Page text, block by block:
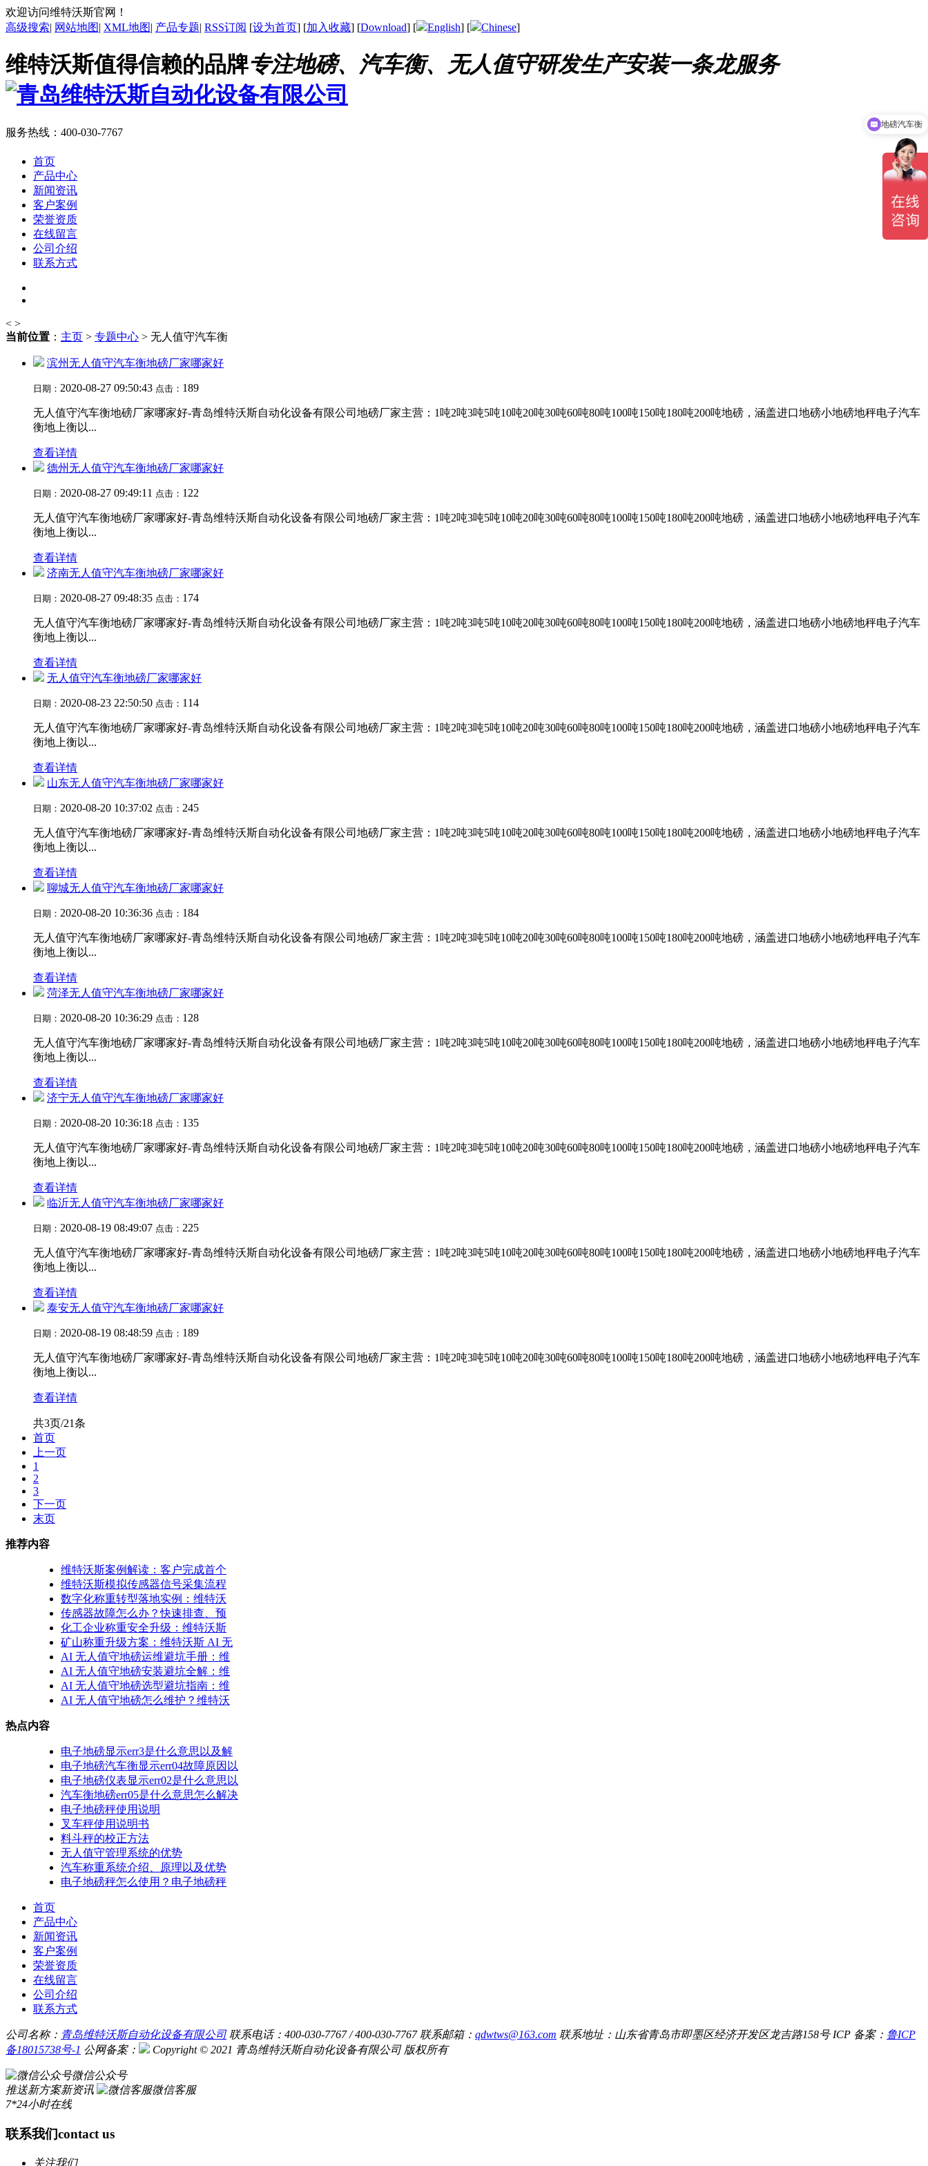
欢迎访问维特沃斯官网！
高级搜索| 网站地图| XML地图| 产品专题| RSS订阅 [设为首页] [加入收藏] [Download] [ English] [ Chinese]
维特沃斯值得信赖的品牌专注地磅、汽车衡、无人值守研发生产安装一条龙服务
服务热线： 400-030-7767
首页
产品中心
新闻资讯
客户案例
荣誉资质
在线留言
公司介绍
联系方式
< >
当前位置 ： 主页 > 专题中心 > 无人值守汽车衡
滨州无人值守汽车衡地磅厂家哪家好
日期： 2020-08-27 09:50:43 点击： 189
无人值守汽车衡地磅厂家哪家好-青岛维特沃斯自动化设备有限公司地磅厂家主营：1吨2吨3吨5吨10吨20吨30吨60吨80吨100吨150吨180吨200吨地磅，涵盖进口地磅小地磅地秤电子汽车
衡地上衡以...
查看详情
德州无人值守汽车衡地磅厂家哪家好
日期： 2020-08-27 09:49:11 点击： 122
无人值守汽车衡地磅厂家哪家好-青岛维特沃斯自动化设备有限公司地磅厂家主营：1吨2吨3吨5吨10吨20吨30吨60吨80吨100吨150吨180吨200吨地磅，涵盖进口地磅小地磅地秤电子汽车
衡地上衡以...
查看详情
济南无人值守汽车衡地磅厂家哪家好
日期： 2020-08-27 09:48:35 点击： 174
无人值守汽车衡地磅厂家哪家好-青岛维特沃斯自动化设备有限公司地磅厂家主营：1吨2吨3吨5吨10吨20吨30吨60吨80吨100吨150吨180吨200吨地磅，涵盖进口地磅小地磅地秤电子汽车
衡地上衡以...
查看详情
无人值守汽车衡地磅厂家哪家好
日期： 2020-08-23 22:50:50 点击： 114
无人值守汽车衡地磅厂家哪家好-青岛维特沃斯自动化设备有限公司地磅厂家主营：1吨2吨3吨5吨10吨20吨30吨60吨80吨100吨150吨180吨200吨地磅，涵盖进口地磅小地磅地秤电子汽车
衡地上衡以...
查看详情
山东无人值守汽车衡地磅厂家哪家好
日期： 2020-08-20 10:37:02 点击： 245
无人值守汽车衡地磅厂家哪家好-青岛维特沃斯自动化设备有限公司地磅厂家主营：1吨2吨3吨5吨10吨20吨30吨60吨80吨100吨150吨180吨200吨地磅，涵盖进口地磅小地磅地秤电子汽车
衡地上衡以...
查看详情
聊城无人值守汽车衡地磅厂家哪家好
日期： 2020-08-20 10:36:36 点击： 184
无人值守汽车衡地磅厂家哪家好-青岛维特沃斯自动化设备有限公司地磅厂家主营：1吨2吨3吨5吨10吨20吨30吨60吨80吨100吨150吨180吨200吨地磅，涵盖进口地磅小地磅地秤电子汽车
衡地上衡以...
查看详情
菏泽无人值守汽车衡地磅厂家哪家好
日期： 2020-08-20 10:36:29 点击： 128
无人值守汽车衡地磅厂家哪家好-青岛维特沃斯自动化设备有限公司地磅厂家主营：1吨2吨3吨5吨10吨20吨30吨60吨80吨100吨150吨180吨200吨地磅，涵盖进口地磅小地磅地秤电子汽车
衡地上衡以...
查看详情
济宁无人值守汽车衡地磅厂家哪家好
日期： 2020-08-20 10:36:18 点击： 135
无人值守汽车衡地磅厂家哪家好-青岛维特沃斯自动化设备有限公司地磅厂家主营：1吨2吨3吨5吨10吨20吨30吨60吨80吨100吨150吨180吨200吨地磅，涵盖进口地磅小地磅地秤电子汽车
衡地上衡以...
查看详情
临沂无人值守汽车衡地磅厂家哪家好
日期： 2020-08-19 08:49:07 点击： 225
无人值守汽车衡地磅厂家哪家好-青岛维特沃斯自动化设备有限公司地磅厂家主营：1吨2吨3吨5吨10吨20吨30吨60吨80吨100吨150吨180吨200吨地磅，涵盖进口地磅小地磅地秤电子汽车
衡地上衡以...
查看详情
泰安无人值守汽车衡地磅厂家哪家好
日期： 2020-08-19 08:48:59 点击： 189
无人值守汽车衡地磅厂家哪家好-青岛维特沃斯自动化设备有限公司地磅厂家主营：1吨2吨3吨5吨10吨20吨30吨60吨80吨100吨150吨180吨200吨地磅，涵盖进口地磅小地磅地秤电子汽车
衡地上衡以...
查看详情
共3页/21条
首页
上一页
1
2
3
下一页
末页
推荐内容
维特沃斯案例解读：客户完成首个
维特沃斯模拟传感器信号采集流程
数字化称重转型落地实例：维特沃
传感器故障怎么办？快速排查、预
化工企业称重安全升级：维特沃斯
矿山称重升级方案：维特沃斯 AI 无
AI 无人值守地磅运维避坑手册：维
AI 无人值守地磅安装避坑全解：维
AI 无人值守地磅选型避坑指南：维
AI 无人值守地磅怎么维护？维特沃
热点内容
电子地磅显示err3是什么意思以及解
电子地磅汽车衡显示err04故障原因以
电子地磅仪表显示err02是什么意思以
汽车衡地磅err05是什么意思怎么解决
电子地磅秤使用说明
叉车秤使用说明书
料斗秤的校正方法
无人值守管理系统的优势
汽车称重系统介绍、原理以及优势
电子地磅秤怎么使用？电子地磅秤
首页
产品中心
新闻资讯
客户案例
荣誉资质
在线留言
公司介绍
联系方式
公司名称： 青岛维特沃斯自动化设备有限公司 联系电话：400-030-7767 / 400-030-7767 联系邮箱： qdwtws@163.com 联系地址：山东省青岛市即墨区经济开发区龙吉路158号 ICP 备案： 鲁ICP
备18015738号-1 公网备案： Copyright © 2021 青岛维特沃斯自动化设备有限公司 版权所有
微信公众号
推送新方案新资讯
微信客服
7*24小时在线
联系我们contact us
关注我们
地磅汽车衡